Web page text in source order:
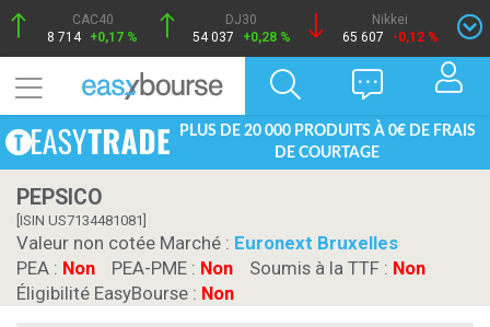
CAC40
8 714 +0,17 %
DJ30
54 037
+0,28 %
Nikkei
65 607
-0,12 %
PLUS DE 20 000 PRODUITS À 0€ DE FRAIS
DE COURTAGE
PEPSICO
[ISIN US7134481081]
Valeur non cotée Marché : Euronext Bruxelles
PEA : Non PEA-PME : Non Soumis à la TTF : Non
Éligibilité EasyBourse : Non